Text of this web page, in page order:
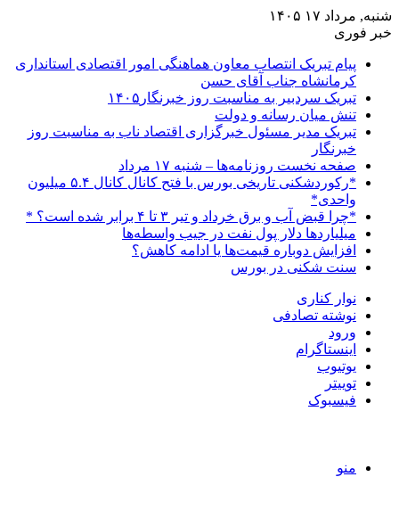
شنبه, مرداد ۱۷ ۱۴۰۵
خبر فوری
پیام تبریک انتصاب معاون هماهنگی امور اقتصادی استانداری
کرمانشاه جناب آقای حسن
تبریک سردبیر به مناسبت روز خبرنگار۱۴۰۵
تنش میان رسانه و دولت
تبریک مدیر مسئول خبرگزاری اقتصاد ناب به مناسبت روز
خبرنگار
صفحه نخست روزنامه‌ها – شنبه ۱۷ مرداد
*رکوردشکنی تاریخی بورس با فتح کانال کانال ۵.۴ میلیون
واحدی*
*چرا قبض آب و برق خرداد و تیر ۳ تا ۴ برابر شده است؟ *
میلیاردها دلار پول نفت در جیب واسطه‌ها
افزایش دوباره قیمت‌ها یا ادامه کاهش؟
سنت شکنی در بورس
نوار کناری
نوشته تصادفی
ورود
اینستاگرام
یوتیوب
توییتر
فیسبوک
منو